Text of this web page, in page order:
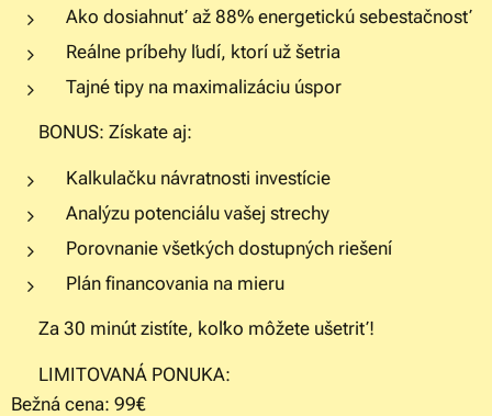
Ako dosiahnuť až 88% energetickú sebestačnosť
Reálne príbehy ľudí, ktorí už šetria
Tajné tipy na maximalizáciu úspor
⚡ BONUS: Získate aj:
Kalkulačku návratnosti investície
Analýzu potenciálu vašej strechy
Porovnanie všetkých dostupných riešení
Plán financovania na mieru
⏱️ Za 30 minút zistíte, koľko môžete ušetriť!
🎁 LIMITOVANÁ PONUKA:
Bežná cena: 99€